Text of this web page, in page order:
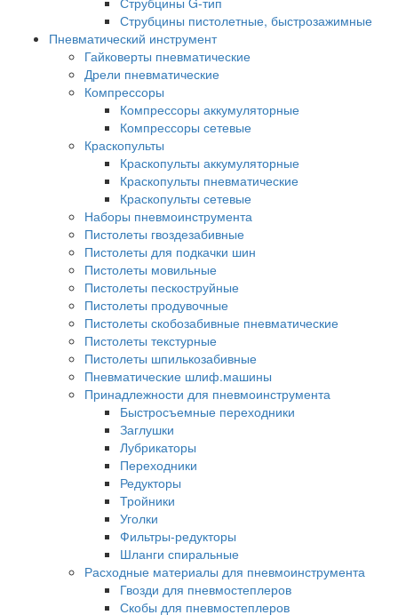
Струбцины пистолетные, быстрозажимные
Пневматический инструмент
Гайковерты пневматические
Дрели пневматические
Компрессоры
Компрессоры аккумуляторные
Компрессоры сетевые
Краскопульты
Краскопульты аккумуляторные
Краскопульты пневматические
Краскопульты сетевые
Наборы пневмоинструмента
Пистолеты гвоздезабивные
Пистолеты для подкачки шин
Пистолеты мовильные
Пистолеты пескоструйные
Пистолеты продувочные
Пистолеты скобозабивные пневматические
Пистолеты текстурные
Пистолеты шпилькозабивные
Пневматические шлиф.машины
Принадлежности для пневмоинструмента
Быстросъемные переходники
Заглушки
Лубрикаторы
Переходники
Редукторы
Тройники
Уголки
Фильтры-редукторы
Шланги спиральные
Расходные материалы для пневмоинструмента
Гвозди для пневмостеплеров
Скобы для пневмостеплеров